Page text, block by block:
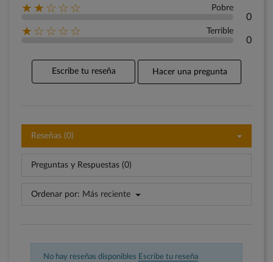
★★☆☆☆ Pobre
0
★☆☆☆☆ Terrible
0
Escribe tu reseña Hacer una pregunta
Reseñas (0)
Preguntas y Respuestas (0)
Ordenar por: Más reciente
No hay reseñas disponibles Escribe tu reseña